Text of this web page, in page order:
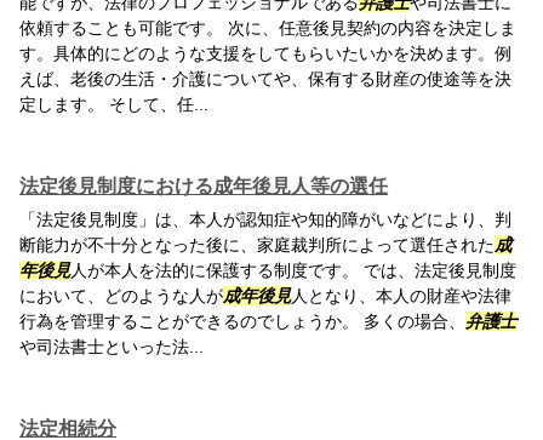
依頼することも可能です。 次に、任意後見契約の内容を決定しま
す。具体的にどのような支援をしてもらいたいかを決めます。例
えば、老後の生活・介護についてや、保有する財産の使途等を決
定します。 そして、任...
法定後見制度における成年後見人等の選任
「法定後見制度」は、本人が認知症や知的障がいなどにより、判
断能力が不十分となった後に、家庭裁判所によって選任された成
年後見人が本人を法的に保護する制度です。 では、法定後見制度
において、どのような人が成年後見人となり、本人の財産や法律
行為を管理することができるのでしょうか。 多くの場合、 弁護士
や司法書士といった法...
法定相続分